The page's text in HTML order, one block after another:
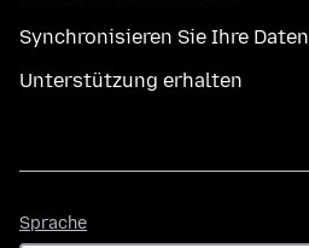
Synchronisieren Sie Ihre Daten
Unterstützung erhalten
Sprache